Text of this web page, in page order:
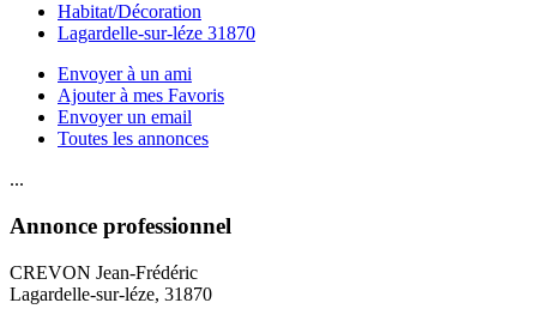
Habitat/Décoration
Lagardelle-sur-léze 31870
Envoyer à un ami
Ajouter à mes Favoris
Envoyer un email
Toutes les annonces
...
Annonce professionnel
CREVON Jean-Frédéric
Lagardelle-sur-léze, 31870